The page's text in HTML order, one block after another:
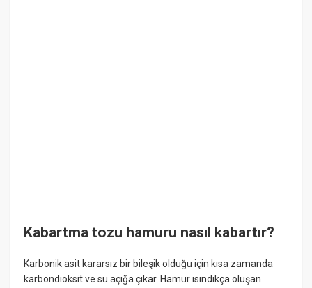
Kabartma tozu hamuru nasıl kabartır?
Karbonik asit kararsız bir bileşik olduğu için kısa zamanda
karbondioksit ve su açığa çıkar. Hamur ısındıkça oluşan